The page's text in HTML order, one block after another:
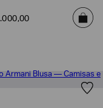
.000,00